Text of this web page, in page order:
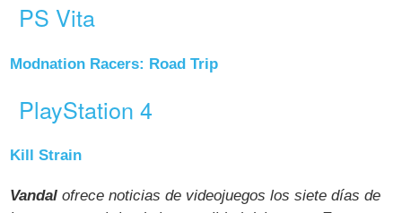
PS Vita
Modnation Racers: Road Trip
PlayStation 4
Kill Strain
Vandal ofrece noticias de videojuegos los siete días de